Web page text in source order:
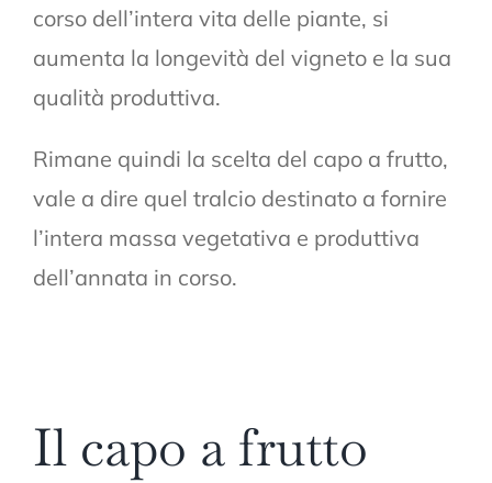
corso dell’intera vita delle piante, si
aumenta la longevità del vigneto e la sua
qualità produttiva.
Rimane quindi la scelta del capo a frutto,
vale a dire quel tralcio destinato a fornire
l’intera massa vegetativa e produttiva
dell’annata in corso.
Il capo a frutto